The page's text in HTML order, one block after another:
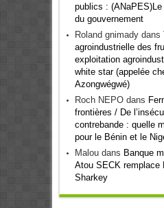
publics :
du gouvernement
Roland gnimadydans
agroindustrielle des
exploitation
white star (appelée
Azongwégwé)
Roch NEPOdans
frontières / De
contrebande : quelle
pour le Bénin et le
Maloudans Banque
Atou SECK remplace
Sharkey